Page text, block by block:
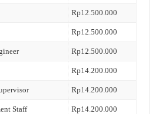
Rp12.500.000
Rp12.500.000
Rp12.500.000
Rp14.200.000
Rp14.200.000
Staff Rp14.200.000